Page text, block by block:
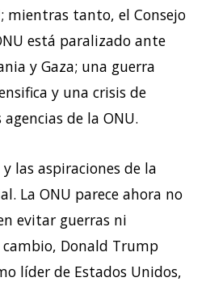
mientras tanto, el Consejo
está paralizado ante
y Gaza; una guerra
y una crisis de
de la ONU.
las aspiraciones de la
La ONU parece ahora no
evitar guerras ni
Donald Trump
líder de Estados Unidos,